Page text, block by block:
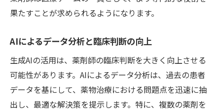
果たすことが求められるようになります。
AIによるデータ分析と臨床判断の向上
生成AIの活用は、薬剤師の臨床判断を大きく向上させる
可能性があります。AIによるデータ分析は、過去の患者
データを基にして、薬物治療における問題点を迅速に抽
出し、最適な解決策を提示します。特に、複数の薬剤を